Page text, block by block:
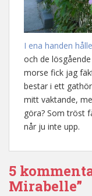
I ena handen
och de
morse fick jag
bestar i ett
mitt vaktande,
göra? Som tröst
når ju inte upp.
5
Mirabelle”